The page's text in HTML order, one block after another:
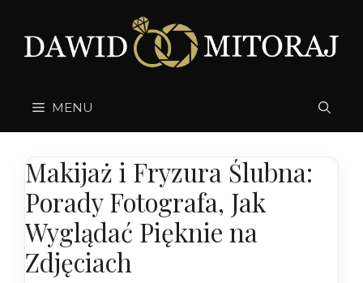
MENU
Makijaż i Fryzura Ślubna:
Porady Fotografa, Jak
Wyglądać Pięknie na
Zdjęciach